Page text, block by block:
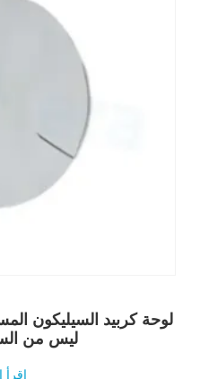
لوحة كربيد السيليكون
ليس من
اقرأ